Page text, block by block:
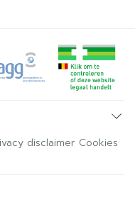
disclaimer Cookies